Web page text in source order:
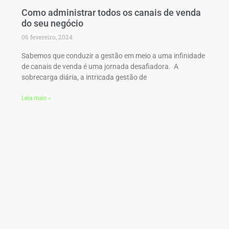
Como administrar todos os canais de venda
do seu negócio
06 fevereiro, 2024
Sabemos que conduzir a gestão em meio a uma infinidade
de canais de venda é uma jornada desafiadora. A
sobrecarga diária, a intricada gestão de
Leia mais »